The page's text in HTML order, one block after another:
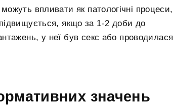
впливати як патологічні процеси,
якщо за 1-2 доби до
у неї був секс або проводилася
значень